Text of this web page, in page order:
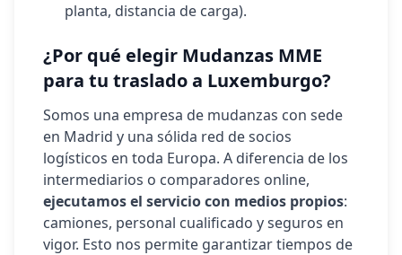
planta, distancia de carga).
¿Por qué elegir Mudanzas MME
para tu traslado a Luxemburgo?
Somos una empresa de mudanzas con sede
en Madrid y una sólida red de socios
logísticos en toda Europa. A diferencia de los
intermediarios o comparadores online,
ejecutamos el servicio con medios propios:
camiones, personal cualificado y seguros en
vigor. Esto nos permite garantizar tiempos de